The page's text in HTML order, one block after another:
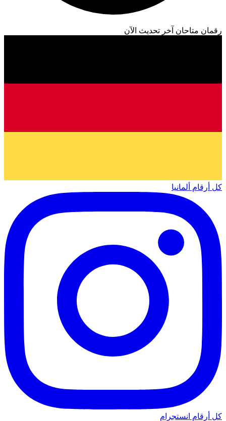
رقمان متاحان آخر تحديث الآن
كل أرقام ألمانيا
كل أرقام انستجرام